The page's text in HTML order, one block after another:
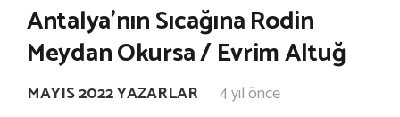
Antalya’nın Sıcağına Rodin
Meydan Okursa / Evrim Altuğ
MAYIS 2022 YAZARLAR 4 yıl önce